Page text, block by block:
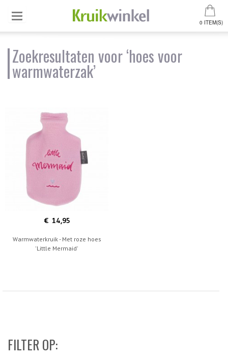
0 ITEM(S)
Zoekresultaten voor ‘hoes voor
warmwaterzak’
€ 14,95
Warmwaterkruik - Met roze hoes
'Little Mermaid'
FILTER OP: